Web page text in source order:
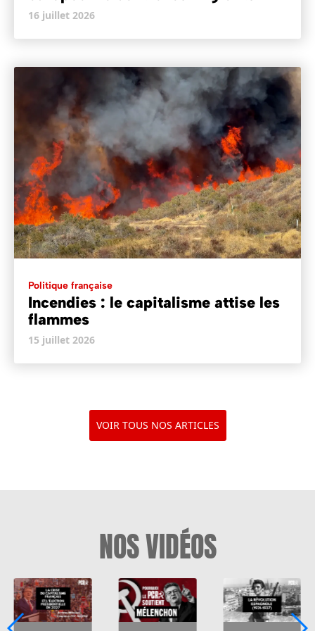
16 juillet 2026
Politique française
Incendies : le capitalisme attise les
flammes
15 juillet 2026
VOIR TOUS NOS ARTICLES
NOS VIDÉOS